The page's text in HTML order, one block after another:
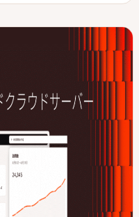
ピ
ク
ピ
ク